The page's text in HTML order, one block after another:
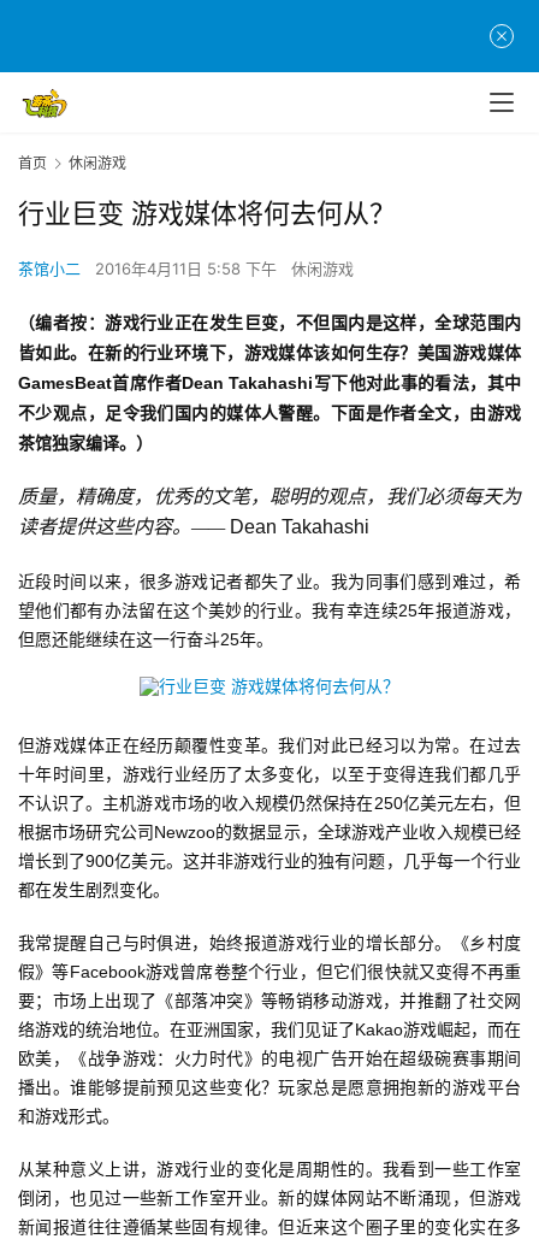
首页 休闲游戏
行业巨变 游戏媒体将何去何从？
茶馆小二 2016年4月11日 5:58 下午 休闲游戏
（编者按：游戏行业正在发生巨变，不但国内是这样，全球范围内
皆如此。在新的行业环境下，游戏媒体该如何生存？美国游戏媒体
GamesBeat首席作者Dean Takahashi写下他对此事的看法，其中
不少观点，足令我们国内的媒体人警醒。下面是作者全文，由游戏
茶馆独家编译。）
质量，精确度，优秀的文笔，聪明的观点，我们必须每天为
读者提供这些内容。—— Dean Takahashi
近段时间以来，很多游戏记者都失了业。我为同事们感到难过，希
望他们都有办法留在这个美妙的行业。我有幸连续25年报道游戏，
但愿还能继续在这一行奋斗25年。
但游戏媒体正在经历颠覆性变革。我们对此已经习以为常。在过去
十年时间里，游戏行业经历了太多变化，以至于变得连我们都几乎
不认识了。主机游戏市场的收入规模仍然保持在250亿美元左右，但
根据市场研究公司Newzoo的数据显示，全球游戏产业收入规模已经
增长到了900亿美元。这并非游戏行业的独有问题，几乎每一个行业
都在发生剧烈变化。
我常提醒自己与时俱进，始终报道游戏行业的增长部分。《乡村度
假》等Facebook游戏曾席卷整个行业，但它们很快就又变得不再重
要；市场上出现了《部落冲突》等畅销移动游戏，并推翻了社交网
络游戏的统治地位。在亚洲国家，我们见证了Kakao游戏崛起，而在
欧美，《战争游戏：火力时代》的电视广告开始在超级碗赛事期间
播出。谁能够提前预见这些变化？玩家总是愿意拥抱新的游戏平台
和游戏形式。
从某种意义上讲，游戏行业的变化是周期性的。我看到一些工作室
倒闭，也见过一些新工作室开业。新的媒体网站不断涌现，但游戏
新闻报道往往遵循某些固有规律。但近来这个圈子里的变化实在多